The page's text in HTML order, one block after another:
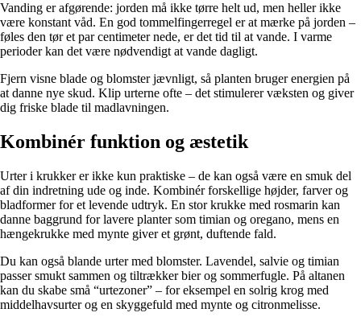
Vanding er afgørende: jorden må ikke tørre helt ud, men heller ikke
være konstant våd. En god tommelfingerregel er at mærke på jorden –
føles den tør et par centimeter nede, er det tid til at vande. I varme
perioder kan det være nødvendigt at vande dagligt.
Fjern visne blade og blomster jævnligt, så planten bruger energien på
at danne nye skud. Klip urterne ofte – det stimulerer væksten og giver
dig friske blade til madlavningen.
Kombinér funktion og æstetik
Urter i krukker er ikke kun praktiske – de kan også være en smuk del
af din indretning ude og inde. Kombinér forskellige højder, farver og
bladformer for et levende udtryk. En stor krukke med rosmarin kan
danne baggrund for lavere planter som timian og oregano, mens en
hængekrukke med mynte giver et grønt, duftende fald.
Du kan også blande urter med blomster. Lavendel, salvie og timian
passer smukt sammen og tiltrækker bier og sommerfugle. På altanen
kan du skabe små “urtezoner” – for eksempel en solrig krog med
middelhavsurter og en skyggefuld med mynte og citronmelisse.